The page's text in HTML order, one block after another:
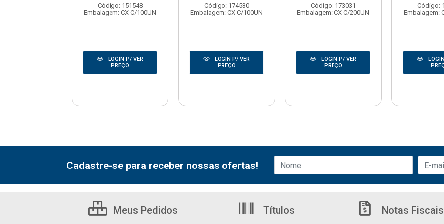
Código: 151548
Embalagem: CX C/100UN
LOGIN P/ VER
PREÇO
Código: 174530
Embalagem: CX C/100UN
LOGIN P/ VER
PREÇO
Código: 173031
Embalagem: CX C/200UN
LOGIN P/ VER
PREÇO
Código:
Embalagem:
Cadastre-se para receber nossas ofertas!
Meus Pedidos Títulos Notas Fiscais